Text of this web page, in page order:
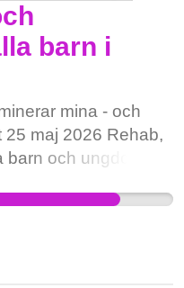
barn i
mina - och
maj 2026 Rehab,
och ungdomar i
grupp barn.
en
hur samhället